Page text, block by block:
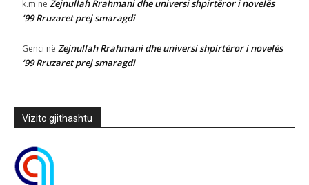
k.m në Zejnullah Rrahmani dhe universi shpirtëror i novelës
‘99 Rruzaret prej smaragdi
Genci në Zejnullah Rrahmani dhe universi shpirtëror i novelës
‘99 Rruzaret prej smaragdi
Vizito gjithashtu